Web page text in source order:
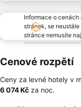
Informace o
stránek, se
stránce nemusíte
Cenové rozpětí
Ceny za levné hotely v
‎6 074 Kč za noc.